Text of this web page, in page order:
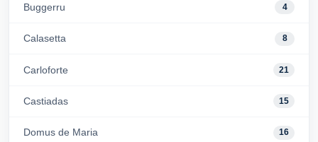
Buggerru 4
Calasetta 8
Carloforte 21
Castiadas 15
Domus de Maria 16